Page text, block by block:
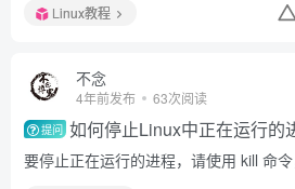
Linux教程
不念
4年前发布 63次阅读
提问 如何停止Linux中正在运行的
要停止正在运行的进程，请使用 kill 命令